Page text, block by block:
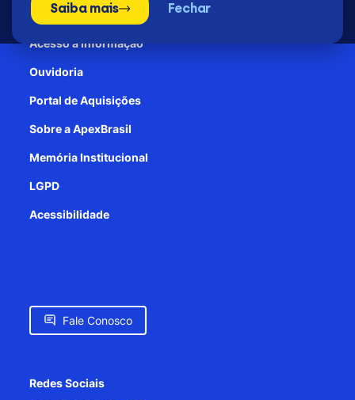
Saiba mais Fechar
Patrocínio
Acesso à informação
Ouvidoria
Portal de Aquisições
Sobre a ApexBrasil
Memória Institucional
LGPD
Acessibilidade
Fale Conosco
Redes Sociais